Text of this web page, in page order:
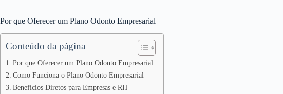
Por que Oferecer um Plano Odonto Empresarial
Conteúdo da página
Por que Oferecer um Plano Odonto Empresarial
Como Funciona o Plano Odonto Empresarial
Benefícios Diretos para Empresas e RH